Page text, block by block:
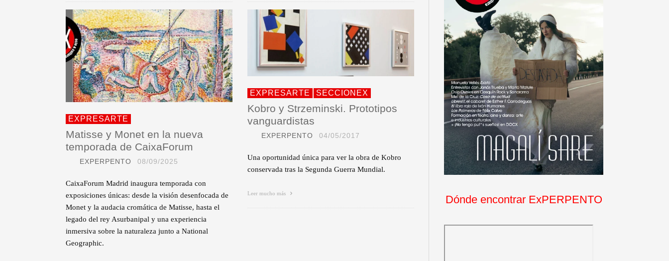
EXPRESARTE
Matisse y Monet en la nueva
temporada de CaixaForum
EXPERPENTO 08/09/2025
CaixaForum Madrid inaugura temporada con
exposiciones únicas: desde la visión desenfocada de
Monet y la audacia cromática de Matisse, hasta el
legado del rey Asurbanipal y una experiencia
inmersiva sobre la naturaleza junto a National
Geographic.
EXPRESARTE SECCIONEX
Kobro y Strzeminski. Prototipos
vanguardistas
EXPERPENTO 04/05/2017
Una oportunidad única para ver la obra de Kobro
conservada tras la Segunda Guerra Mundial.
Leer mucho más Dónde encontrar ExPERPENTO